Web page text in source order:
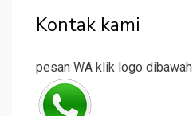
Kontak kami
pesan WA klik logo dibawah